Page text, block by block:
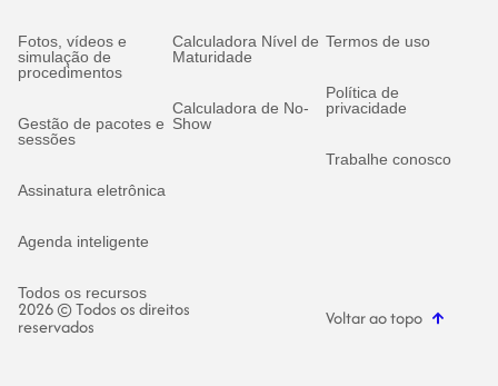
Fotos, vídeos e
simulação de
procedimentos
Gestão de pacotes e
sessões
Assinatura eletrônica
Agenda inteligente
Todos os recursos
Calculadora Nível de
Maturidade
Calculadora de No-
Show
Termos de uso
Política de
privacidade
Trabalhe conosco
2026 © Todos os direitos
reservados Voltar ao topo